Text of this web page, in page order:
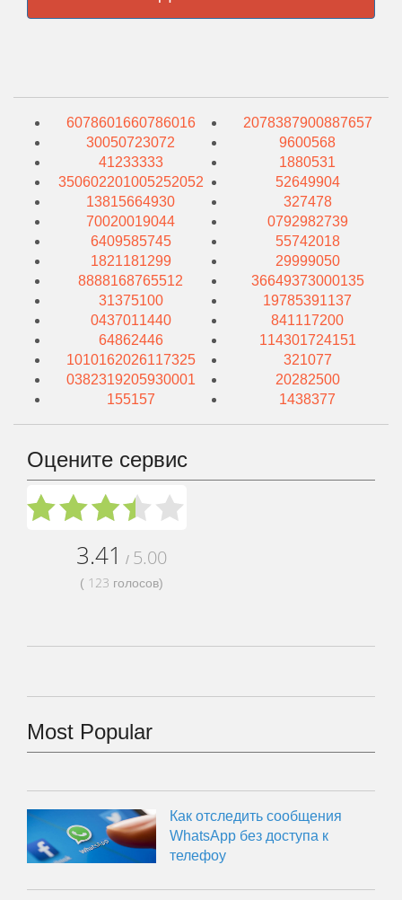
6078601660786016
30050723072
41233333
350602201005252052
13815664930
70020019044
6409585745
1821181299
8888168765512
31375100
0437011440
64862446
1010162026117325
0382319205930001
155157
2078387900887657
9600568
1880531
52649904
327478
0792982739
55742018
29999050
36649373000135
19785391137
841117200
114301724151
321077
20282500
1438377
Оцените сервис
3.41 / 5.00
( 123 голосов)
Most Popular
Как отследить сообщения
WhatsApp без доступа к
телефоу